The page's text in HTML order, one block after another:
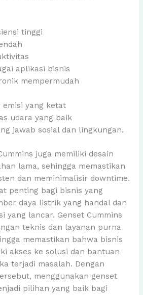
tinggi
aplikasi bisnis
mempermudah
emisi yang ketat
udara yang baik
jawab sosial dan lingkungan.
juga memiliki desain
lama, sehingga memastikan
dan meminimalisir downtime.
penting bagi bisnis yang
daya listrik yang handal dan
yang lancar. Genset Cummins
teknis dan layanan purna
memastikan bahwa bisnis
akses ke solusi dan bantuan
terjadi masalah. Dengan
menggunakan genset
pilihan yang baik bagi